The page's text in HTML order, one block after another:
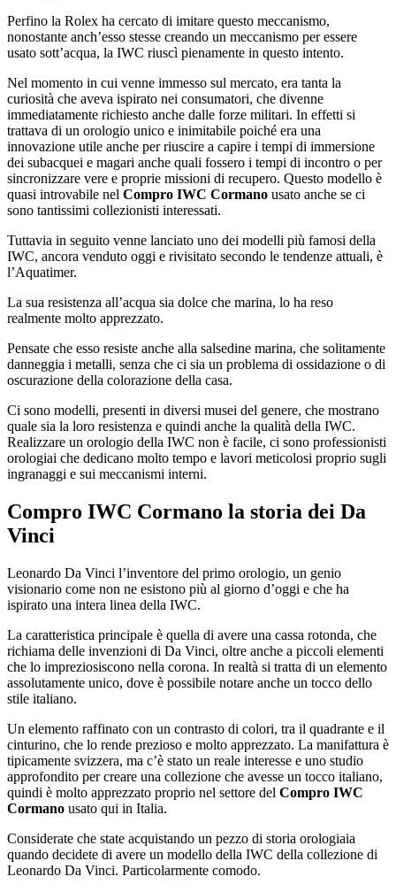
Perfino la Rolex ha cercato di imitare questo meccanismo,
nonostante anch’esso stesse creando un meccanismo per essere
usato sott’acqua, la IWC riuscì pienamente in questo intento.
Nel momento in cui venne immesso sul mercato, era tanta la
curiosità che aveva ispirato nei consumatori, che divenne
immediatamente richiesto anche dalle forze militari. In effetti si
trattava di un orologio unico e inimitabile poiché era una
innovazione utile anche per riuscire a capire i tempi di immersione
dei subacquei e magari anche quali fossero i tempi di incontro o per
sincronizzare vere e proprie missioni di recupero. Questo modello è
quasi introvabile nel Compro IWC Cormano usato anche se ci
sono tantissimi collezionisti interessati.
Tuttavia in seguito venne lanciato uno dei modelli più famosi della
IWC, ancora venduto oggi e rivisitato secondo le tendenze attuali, è
l’Aquatimer.
La sua resistenza all’acqua sia dolce che marina, lo ha reso
realmente molto apprezzato.
Pensate che esso resiste anche alla salsedine marina, che solitamente
danneggia i metalli, senza che ci sia un problema di ossidazione o di
oscurazione della colorazione della casa.
Ci sono modelli, presenti in diversi musei del genere, che mostrano
quale sia la loro resistenza e quindi anche la qualità della IWC.
Realizzare un orologio della IWC non è facile, ci sono professionisti
orologiai che dedicano molto tempo e lavori meticolosi proprio sugli
ingranaggi e sui meccanismi interni.
Compro IWC Cormano la storia dei Da
Vinci
Leonardo Da Vinci l’inventore del primo orologio, un genio
visionario come non ne esistono più al giorno d’oggi e che ha
ispirato una intera linea della IWC.
La caratteristica principale è quella di avere una cassa rotonda, che
richiama delle invenzioni di Da Vinci, oltre anche a piccoli elementi
che lo impreziosiscono nella corona. In realtà si tratta di un elemento
assolutamente unico, dove è possibile notare anche un tocco dello
stile italiano.
Un elemento raffinato con un contrasto di colori, tra il quadrante e il
cinturino, che lo rende prezioso e molto apprezzato. La manifattura è
tipicamente svizzera, ma c’è stato un reale interesse e uno studio
approfondito per creare una collezione che avesse un tocco italiano,
quindi è molto apprezzato proprio nel settore del Compro IWC
Cormano usato qui in Italia.
Considerate che state acquistando un pezzo di storia orologiaia
quando decidete di avere un modello della IWC della collezione di
Leonardo Da Vinci. Particolarmente comodo.